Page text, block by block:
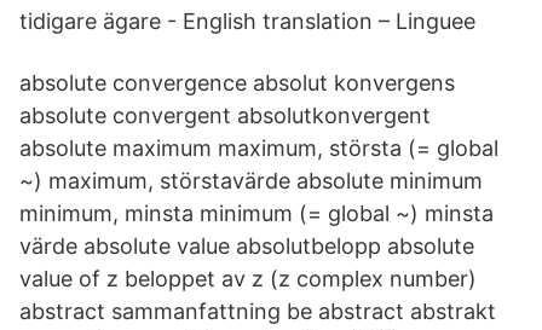
tidigare ägare - English translation – Linguee
absolute convergence absolut konvergens
absolute convergent absolutkonvergent
absolute maximum maximum, största (= global
~) maximum, störstavärde absolute minimum
minimum, minsta minimum (= global ~) minsta
värde absolute value absolutbelopp absolute
value of z beloppet av z (z complex number)
abstract sammanfattning be abstract abstrakt